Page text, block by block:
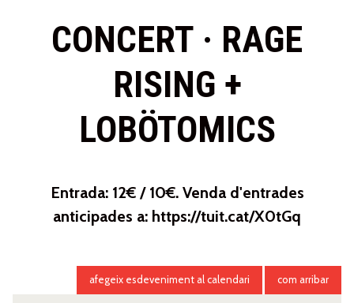
CONCERT · RAGE
RISING +
LOBÖTOMICS
Entrada: 12€ / 10€. Venda d'entrades
anticipades a: https://tuit.cat/X0tGq
afegeix esdeveniment al calendari com arribar